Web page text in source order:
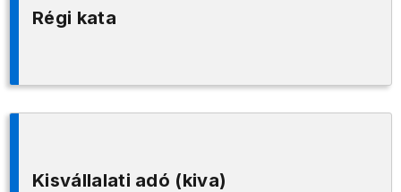
Régi kata
Kisvállalati adó (kiva)